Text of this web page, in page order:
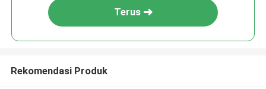
Terus
Rekomendasi Produk